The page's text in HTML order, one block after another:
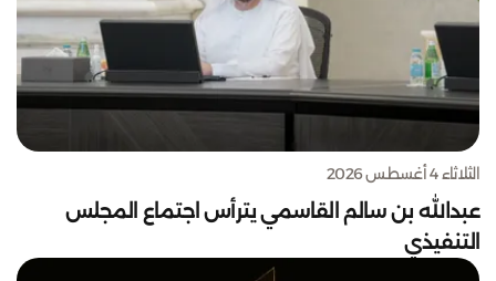
الثلاثاء 4 أغسطس 2026
عبدالله بن سالم القاسمي يترأس اجتماع المجلس
التنفيذي